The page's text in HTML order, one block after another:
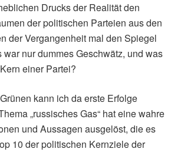
Drucks der Realität den
der politischen Parteien aus den
der Vergangenheit mal den Spiegel
war nur dummes Geschwätz, und was
einer Partei?
kann ich da erste Erfolge
„russisches Gas“ hat eine wahre
und Aussagen ausgelöst, die es
10 der politischen Kernziele der